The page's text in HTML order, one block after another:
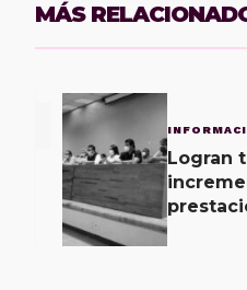
MÁS
Logran